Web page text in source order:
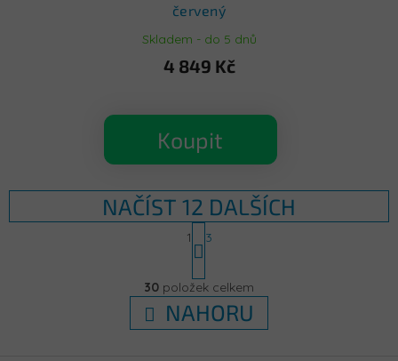
červený
Skladem - do 5 dnů
4 849 Kč
Koupit
v
l
á
d
NAČÍST 12 DALŠÍCH
S
t
r
n
k
o
v
1 3
30 položek celkem
NAHORU